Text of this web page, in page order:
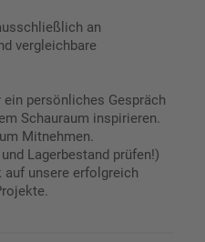
an
vergleichbare
persönliches Gespräch
Schauraum inspirieren.
Mitnehmen.
Lagerbestand prüfen!)
auf unsere erfolgreich